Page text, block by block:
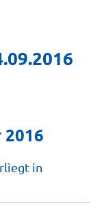
2016
in